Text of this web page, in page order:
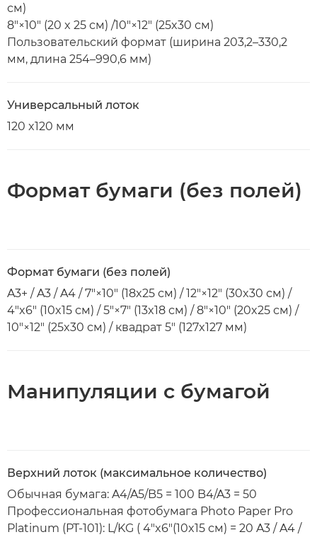
см)
8"×10" (20 x 25 см) /10"×12" (25x30 см)
Пользовательский формат (ширина 203,2–330,2
мм, длина 254–990,6 мм)
Универсальный лоток
120 x120 мм
Формат бумаги (без полей)
Формат бумаги (без полей)
A3+ / A3 / A4 / 7"×10" (18x25 см) / 12"×12" (30x30 см) /
4"x6" (10x15 см) / 5"×7" (13x18 см) / 8"×10" (20x25 см) /
10"×12" (25x30 см) / квадрат 5" (127x127 мм)
Манипуляции с бумагой
Верхний лоток (максимальное количество)
Обычная бумага: A4/A5/B5 = 100 B4/A3 = 50
Профессиональная фотобумага Photo Paper Pro
Platinum (PT-101): L/KG ( 4"x6"(10x15 см) = 20 A3 / A4 /